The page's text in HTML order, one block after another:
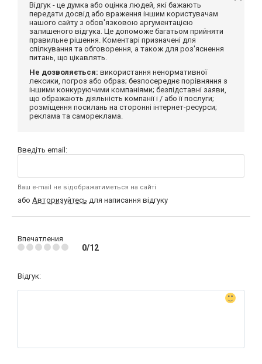
Відгук - це думка або оцінка людей, які бажають
передати досвід або враження іншим користувачам
нашого сайту з обов'язковою аргументацією
залишеного відгука. Це допоможе багатьом прийняти
правильне рішення. Коментарі призначені для
спілкування та обговорення, а також для роз'яснення
питань, що цікавлять.
Не дозволяється: використання ненормативної
лексики, погроз або образ; безпосереднє порівняння з
іншими конкуруючими компаніями; безпідставні заяви,
що ображають діяльність компанії і / або її послуги;
розміщення посилань на сторонні інтернет-ресурси;
реклама та самореклама.
Введіть email:
Ваш e-mail не відображатиметься на сайті
або Авторизуйтесь для написання відгуку
Впечатления
0/12
Відгук: